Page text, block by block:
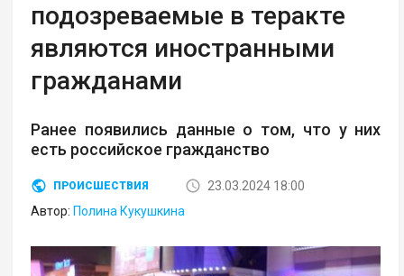
подозреваемые в теракте
являются иностранными
гражданами
Ранее появились данные о том, что у них
есть российское гражданство
ПРОИСШЕСТВИЯ
23.03.2024 18:00
Автор: Полина Кукушкина